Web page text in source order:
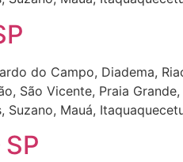
do Campo, Diadema,
São Vicente, Praia
Suzano, Mauá,